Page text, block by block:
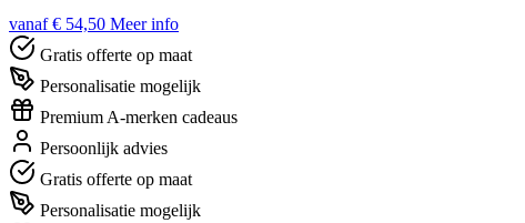
vanaf € 54,50 Meer info
Gratis offerte op maat
Personalisatie mogelijk
Premium A-merken cadeaus
Persoonlijk advies
Gratis offerte op maat
Personalisatie mogelijk